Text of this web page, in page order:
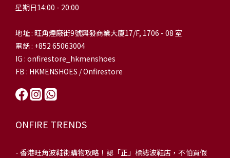
星期日14:00 - 20:00
地址 : 旺角煙廠街9號興發商業大廈17/F, 1706 - 08 室
電話 : +852 65063004
IG : onfirestore_hkmenshoes
FB : HKMENSHOES / Onfirestore
ONFIRE TRENDS
- 香港旺角波鞋街購物攻略！認「正」標誌波鞋店，不怕買假